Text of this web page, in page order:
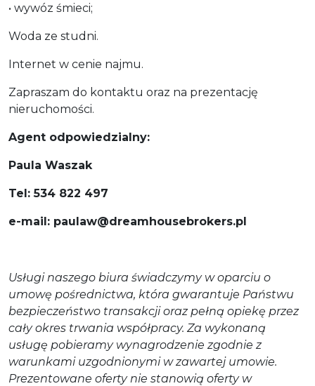
• wywóz śmieci;
Woda ze studni.
Internet w cenie najmu.
Zapraszam do kontaktu oraz na prezentację
nieruchomości.
Agent odpowiedzialny:
Paula Waszak
Tel: 534 822 497
e-mail: paulaw@dreamhousebrokers.pl
Usługi naszego biura świadczymy w oparciu o
umowę pośrednictwa, która gwarantuje Państwu
bezpieczeństwo transakcji oraz pełną opiekę przez
cały okres trwania współpracy. Za wykonaną
usługę pobieramy wynagrodzenie zgodnie z
warunkami uzgodnionymi w zawartej umowie.
Prezentowane oferty nie stanowią oferty w